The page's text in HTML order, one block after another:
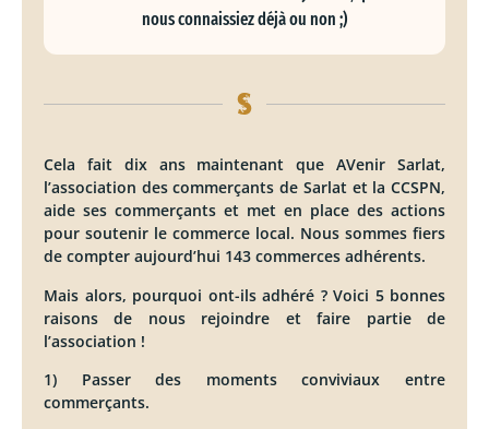
nous connaissiez déjà ou non ;)
Cela fait dix ans maintenant que AVenir Sarlat,
l’association des commerçants de Sarlat et la CCSPN,
aide ses commerçants et met en place des actions
pour soutenir le commerce local. Nous sommes fiers
de compter aujourd’hui 143 commerces adhérents.
Mais alors, pourquoi ont-ils adhéré ? Voici 5 bonnes
raisons de nous rejoindre et faire partie de
l’association !
1) Passer des moments conviviaux entre
commerçants.